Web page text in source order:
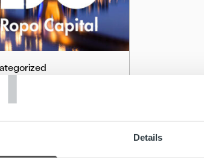
Details
controlleria